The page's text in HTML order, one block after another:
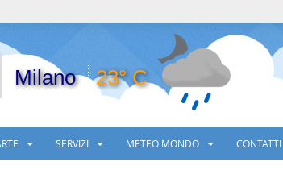
Milano 23° C
SERVIZI METEO MONDO CONTATTI